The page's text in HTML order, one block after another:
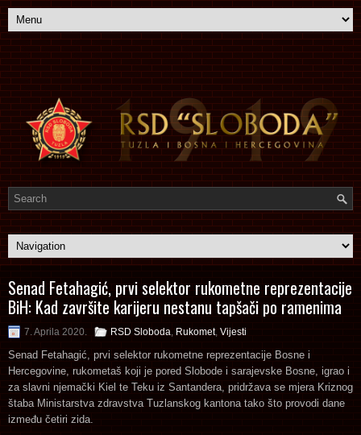
Senad Fetahagić, prvi selektor rukometne reprezentacije
BiH: Kad završite karijeru nestanu tapšači po ramenima
7. Aprila 2020. RSD Sloboda Rukomet, Vijesti
Senad Fetahagić, prvi selektor rukometne reprezentacije Bosne i
Hercegovine, rukometaš koji je pored Slobode i sarajevske Bosne, igrao i
za slavni njemački Kiel te Teku iz Santandera, pridržava se mjera Kriznog
štaba Ministarstva zdravstva Tuzlanskog kantona tako što provodi dane
između četiri zida.